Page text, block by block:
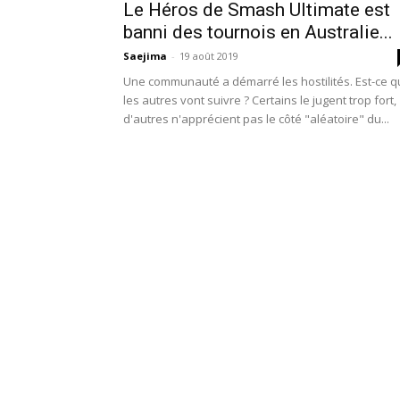
Le Héros de Smash Ultimate est
banni des tournois en Australie...
Saejima - 19 août 2019
Une communauté a démarré les hostilités. Est-ce
les autres vont suivre ? Certains le jugent trop fort,
d'autres n'apprécient pas le côté "aléatoire" du...